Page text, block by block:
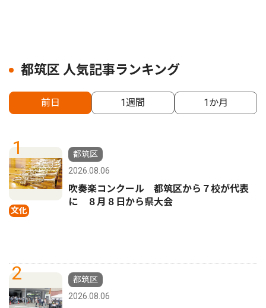
都筑区 人気記事ランキング
前日 1週間 1か月
1
文化
都筑区
2026.08.06
吹奏楽コンクール 都筑区から７校が代表
に ８月８日から県大会
2
都筑区
2026.08.06